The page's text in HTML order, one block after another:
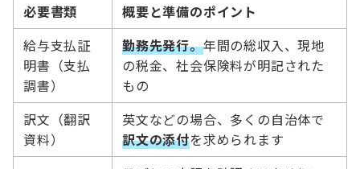
必要書類
概要と準備のポイント
給与支払証
明書（支払
調書）
勤務先発行。年間の総収入、現地
の税金、社会保険料が明記された
もの
訳文（翻訳
資料）
英文などの場合、多くの自治体で
訳文の添付を求められます